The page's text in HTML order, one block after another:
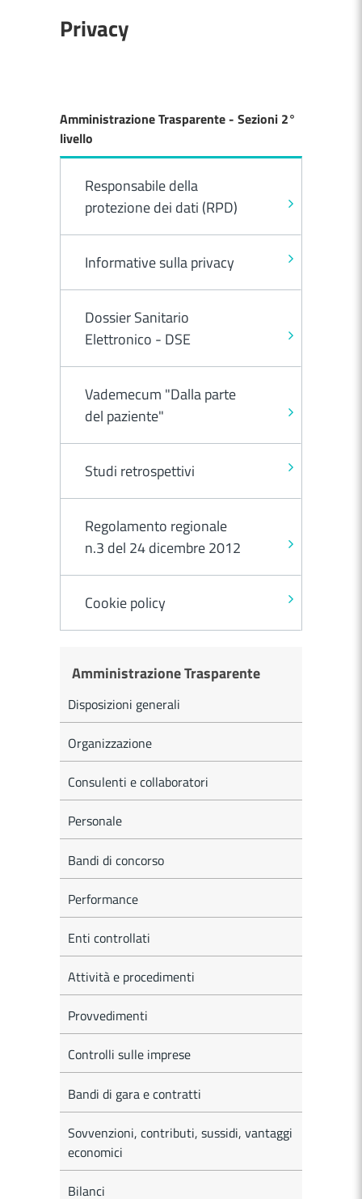
Privacy
Amministrazione Trasparente - Sezioni 2°
livello
Responsabile della
protezione dei dati (RPD)
Informative sulla privacy
Dossier Sanitario
Elettronico - DSE
Vademecum "Dalla parte
del paziente"
Studi retrospettivi
Regolamento regionale
n.3 del 24 dicembre 2012
Cookie policy
Amministrazione Trasparente
Disposizioni generali
Organizzazione
Consulenti e collaboratori
Personale
Bandi di concorso
Performance
Enti controllati
Attività e procedimenti
Provvedimenti
Controlli sulle imprese
Bandi di gara e contratti
Sovvenzioni, contributi, sussidi, vantaggi
economici
Bilanci